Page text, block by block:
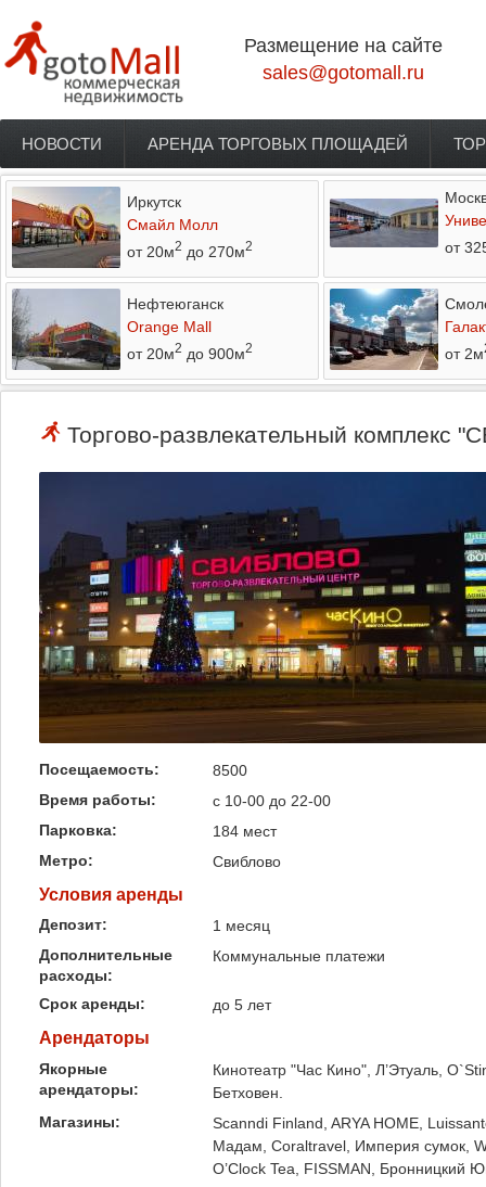
Размещение на сайте
sales@gotomall.ru
Главное меню
НОВОСТИ АРЕНДА ТОРГОВЫХ ПЛОЩАДЕЙ
Иркутск
Смайл Молл
от 20м2 до 270м2
от
Нефтеюганск
Orange Mall
от 20м2 до 900м2
от 2м
Торгово-развлекательный комплекс
Посещаемость:
8500
Время работы:
с 10-00 до 22-00
Парковка:
184 мест
Метро:
Свиблово
Условия аренды
Депозит:
1 месяц
Дополнительные
расходы:
Коммунальные платежи
Срок аренды: до 5 лет
Арендаторы
Якорные
арендаторы:
Кинотеатр "Час Кино", Л’Этуаль,
Бетховен.
Магазины:
Scanndi Finland, ARYA HOME,
Мадам, Coraltravel, Империя сумок,
O’Clock Tea, FISSMAN, Бронницкий